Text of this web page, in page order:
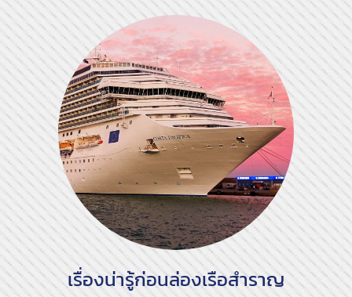
เรื่องน่ารู้ก่อนล่องเรือสำราญ